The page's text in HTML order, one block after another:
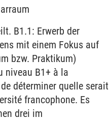
B1.1: Erwerb der
mit einem Fokus auf
bzw. Praktikum)
niveau B1+ à la
déterminer quelle serait
francophone. Es
drei im